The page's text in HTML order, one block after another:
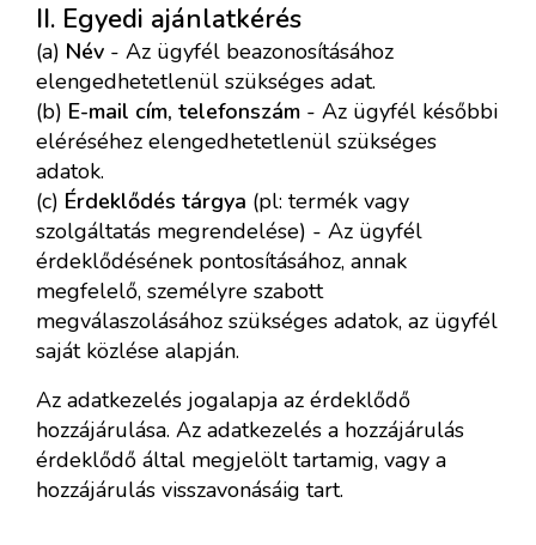
II. Egyedi ajánlatkérés
(a) Név - Az ügyfél beazonosításához
elengedhetetlenül szükséges adat.
(b) E-mail cím, telefonszám - Az ügyfél későbbi
eléréséhez elengedhetetlenül szükséges
adatok.
(c) Érdeklődés tárgya (pl: termék vagy
szolgáltatás megrendelése) - Az ügyfél
érdeklődésének pontosításához, annak
megfelelő, személyre szabott
megválaszolásához szükséges adatok, az ügyfél
saját közlése alapján.
Az adatkezelés jogalapja az érdeklődő
hozzájárulása. Az adatkezelés a hozzájárulás
érdeklődő által megjelölt tartamig, vagy a
hozzájárulás visszavonásáig tart.